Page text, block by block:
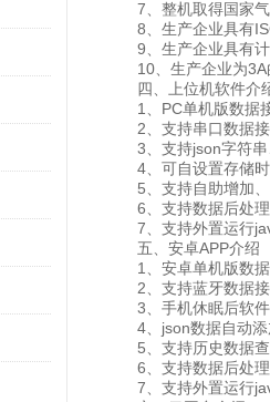
7、整机取得国家气
8、生产企业具有
9、生产企业具有计
10、生产企业为3A
四、上位机软件介
1、PC单机版数据接
2、支持串口数据接
3、支持json字符串
4、可自设置存储时
5、支持自助增加、
6、支持数据后处理
7、支持外置运行
五、安卓APP介绍
1、安卓单机版数据
2、支持蓝牙数据
3、手机休眠后软件
4、json数据自动添
5、支持历史数据查
6、支持数据后处理
7、支持外置运行